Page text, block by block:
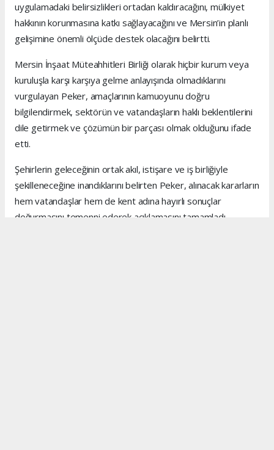
uygulamadaki belirsizlikleri ortadan kaldıracağını, mülkiyet
hakkının korunmasına katkı sağlayacağını ve Mersin’in planlı
gelişimine önemli ölçüde destek olacağını belirtti.
Mersin İnşaat Müteahhitleri Birliği olarak hiçbir kurum veya
kuruluşla karşı karşıya gelme anlayışında olmadıklarını
vurgulayan Peker, amaçlarının kamuoyunu doğru
bilgilendirmek, sektörün ve vatandaşların haklı beklentilerini
dile getirmek ve çözümün bir parçası olmak olduğunu ifade
etti.
Şehirlerin geleceğinin ortak akıl, istişare ve iş birliğiyle
şekilleneceğine inandıklarını belirten Peker, alınacak kararların
hem vatandaşlar hem de kent adına hayırlı sonuçlar
doğurmasını temenni ederek açıklamasını tamamladı.